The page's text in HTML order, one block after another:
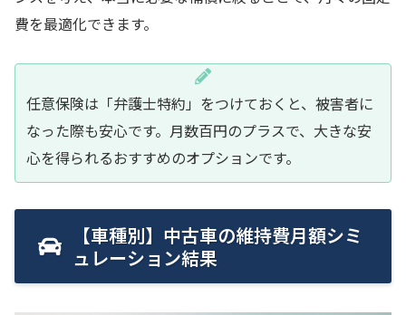
費を最適化できます。
任意保険は「弁護士特約」をつけておくと、被害者に
なった際も安心です。月数百円のプラスで、大きな安
心を得られるおすすめのオプションです。
【車種別】中古車の維持費月額シミ
ュレーション結果